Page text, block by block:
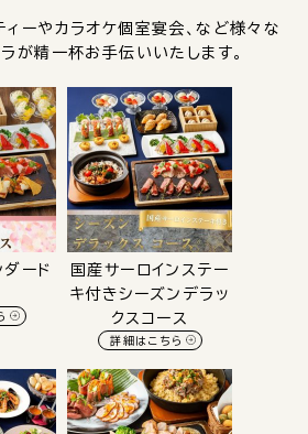
ーやカラオケ個室宴会、など様々な
が精一杯お手伝いいたします。
ダード
国産サーロインステー
キ付きシーズンデラッ
クスコース
詳細はこちら